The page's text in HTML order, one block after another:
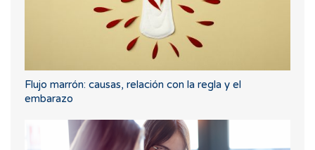
Flujo marrón: causas, relación con la regla y el
embarazo